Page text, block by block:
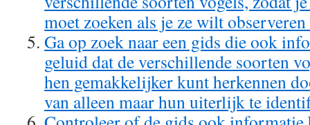
moet zoeken als je ze wilt
Ga op zoek naar een gids die ook
geluid dat de verschillende soorten
hen gemakkelijker kunt herkennen
van alleen maar hun uiterlijk te